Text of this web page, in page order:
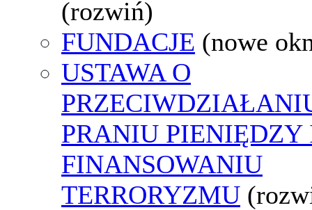
(rozwiń)
FUNDACJE (nowe
USTAWA O
PRANIU PIENIĘDZY
FINANSOWANIU
TERRORYZMU